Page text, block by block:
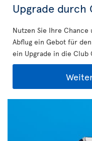
Upgrade durch
Nutzen Sie Ihre Chance
Abflug ein Gebot für
ein Upgrade in die Club